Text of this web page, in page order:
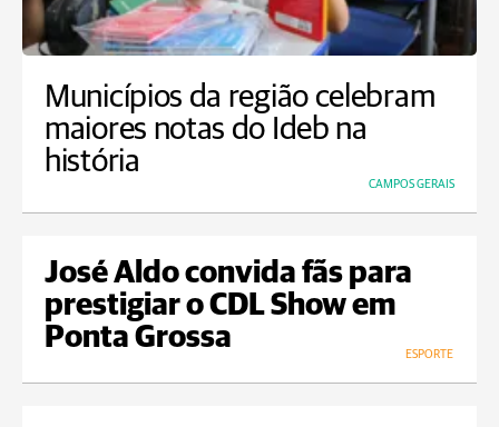
Municípios da região celebram
maiores notas do Ideb na
história
CAMPOS GERAIS
José Aldo convida fãs para
prestigiar o CDL Show em
Ponta Grossa
ESPORTE